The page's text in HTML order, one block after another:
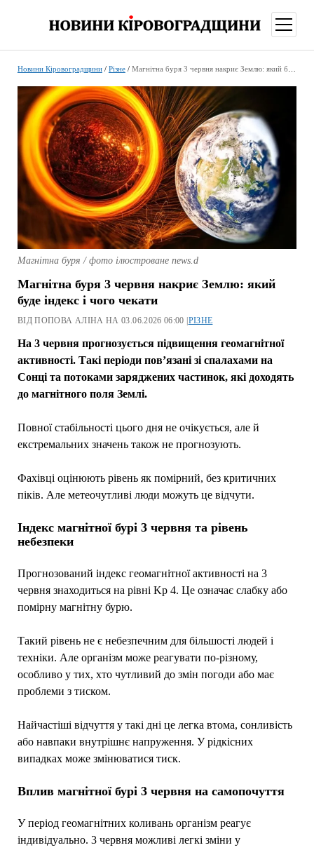
меню
Новини Кіровоградщини/ Різне/ Магнітна буря 3 червня накриє Землю: який буде індекс і чого чекати
Магнітна буря / фото ілюстроване news.d
Магнітна буря 3 червня накриє Землю: який
буде індекс і чого чекати
ВІД ПОПОВА АЛІНА НА 03.06.2026 06:00 | РІЗНЕ
На 3 червня прогнозується підвищення геомагнітної
активності. Такі періоди пов’язані зі спалахами на
Сонці та потоками заряджених частинок, які доходять
до магнітного поля Землі.
Повної стабільності цього дня не очікується, але й
екстремальних значень також не прогнозують.
Фахівці оцінюють рівень як помірний, без критичних
піків. Але метеочутливі люди можуть це відчути.
Індекс магнітної бурі 3 червня та рівень
небезпеки
Прогнозований індекс геомагнітної активності на 3
червня знаходиться на рівні Kp 4. Це означає слабку або
помірну магнітну бурю.
Такий рівень не є небезпечним для більшості людей і
техніки. Але організм може реагувати по-різному,
особливо у тих, хто чутливий до змін погоди або має
проблеми з тиском.
Найчастіші відчуття у такі дні це легка втома, сонливість
або навпаки внутрішнє напруження. У рідкісних
випадках може змінюватися тиск.
Вплив магнітної бурі 3 червня на самопочуття
У період геомагнітних коливань організм реагує
індивідуально. 3 червня можливі легкі зміни у